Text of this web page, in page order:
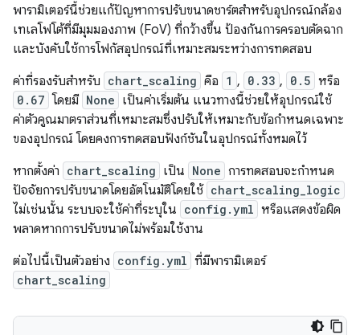
พารามิเตอร์นี้ช่วยแก้ปัญหาการปรับขนาดชาร์ตสำหรับอุปกรณ์กล้อง
เทเลโฟโต้ที่มีมุมมองภาพ (FoV) ที่กว้างขึ้น ป้องกันการครอบตัดฉาก
และบังคับใช้การโฟกัสอุปกรณ์ที่เหมาะสมระหว่างการทดสอบ
ค่าที่รองรับสำหรับ chart_scaling คือ 1 , 0.33 , 0.5 หรือ
0.67 โดยมี None เป็นค่าเริ่มต้น แนวทางนี้ช่วยให้อุปกรณ์ใช้
ค่าตัวคูณมาตราส่วนที่เหมาะสมซึ่งปรับให้เหมาะกับข้อกำหนดเฉพาะ
ของอุปกรณ์ โดยคงการทดสอบฟังก์ชันในอุปกรณ์ทั้งหมดไว้
หากตั้งค่า chart_scaling เป็น None การทดสอบจะกำหนด
ปัจจัยการปรับขนาดโดยอัตโนมัติโดยใช้ chart_scaling_logic
ไม่เช่นนั้น ระบบจะใช้ค่าที่ระบุใน config.yml หรือแสดงข้อผิด
พลาดหากการปรับขนาดไม่พร้อมใช้งาน
ต่อไปนี้เป็นตัวอย่าง config.yml ที่มีพารามิเตอร์
chart_scaling